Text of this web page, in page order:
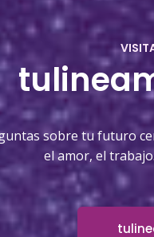
sobre tu futuro
el amor, el